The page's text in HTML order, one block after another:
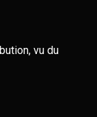
vu du